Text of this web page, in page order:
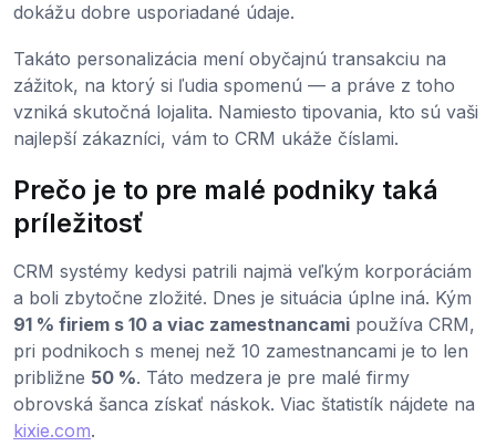
dokážu dobre usporiadané údaje.
Takáto personalizácia mení obyčajnú transakciu na
zážitok, na ktorý si ľudia spomenú — a práve z toho
vzniká skutočná lojalita. Namiesto tipovania, kto sú vaši
najlepší zákazníci, vám to CRM ukáže číslami.
Prečo je to pre malé podniky taká
príležitosť
CRM systémy kedysi patrili najmä veľkým korporáciám
a boli zbytočne zložité. Dnes je situácia úplne iná. Kým
91 % firiem s 10 a viac zamestnancami používa CRM,
pri podnikoch s menej než 10 zamestnancami je to len
približne 50 %. Táto medzera je pre malé firmy
obrovská šanca získať náskok. Viac štatistík nájdete na
kixie.com.